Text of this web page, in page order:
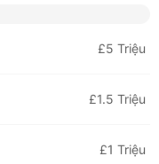
£5 Triệu
£1.5 Triệu
£1 Triệu